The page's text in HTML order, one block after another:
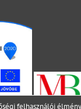
felhasználói